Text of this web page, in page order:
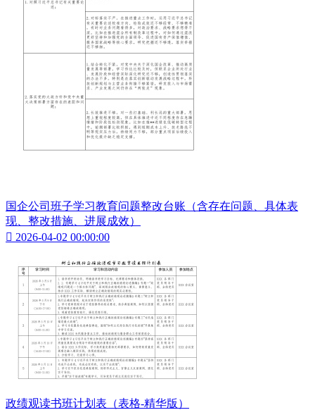
国企公司班子学习教育问题整改台账（含存在问题、具体表
现、整改措施、进展成效）
 2026-04-02 00:00:00
政绩观读书班计划表（表格-精华版）